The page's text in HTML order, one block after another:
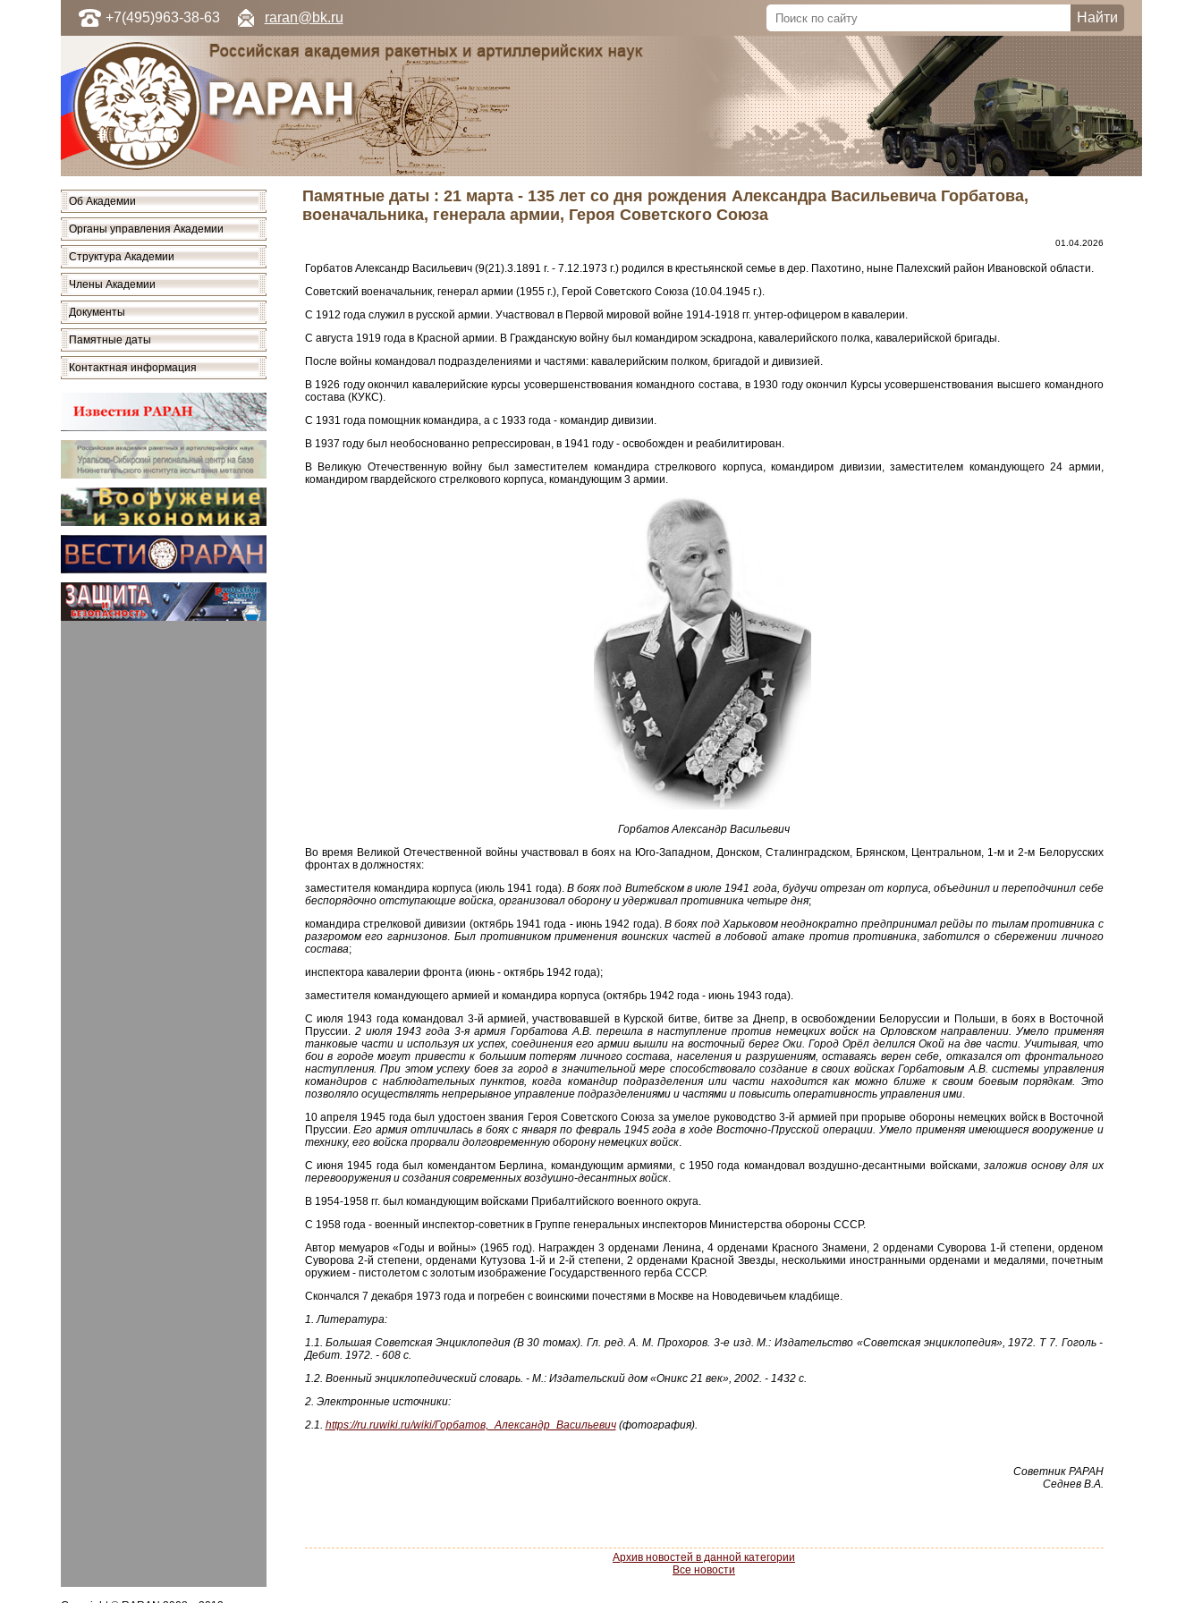
+7(495)963-38-63 raran@bk.ru
Об Академии
Органы управления Академии
Структура Академии
Члены Академии
Документы
Памятные даты
Контактная информация
Памятные даты : 21 марта - 135 лет со дня рождения Александра Васильевича Горбатова,
военачальника, генерала армии, Героя Советского Союза
01.04.2026
Горбатов Александр Васильевич (9(21).3.1891 г. - 7.12.1973 г.) родился в крестьянской семье в дер. Пахотино, ныне Палехский район Ивановской области.
Советский военачальник, генерал армии (1955 г.), Герой Советского Союза (10.04.1945 г.).
С 1912 года служил в русской армии. Участвовал в Первой мировой войне 1914-1918 гг. унтер-офицером в кавалерии.
С августа 1919 года в Красной армии. В Гражданскую войну был командиром эскадрона, кавалерийского полка, кавалерийской бригады.
После войны командовал подразделениями и частями: кавалерийским полком, бригадой и дивизией.
В 1926 году окончил кавалерийские курсы усовершенствования командного состава, в 1930 году окончил Курсы усовершенствования высшего командного
состава (КУКС).
С 1931 года помощник командира, а с 1933 года - командир дивизии.
В 1937 году был необоснованно репрессирован, в 1941 году - освобожден и реабилитирован.
В Великую Отечественную войну был заместителем командира стрелкового корпуса, командиром дивизии, заместителем командующего 24 армии,
командиром гвардейского стрелкового корпуса, командующим 3 армии.
Горбатов Александр Васильевич
Во время Великой Отечественной войны участвовал в боях на Юго-Западном, Донском, Сталинградском, Брянском, Центральном, 1-м и 2-м Белорусских
фронтах в должностях:
заместителя командира корпуса (июль 1941 года). В боях под Витебском в июле 1941 года, будучи отрезан от корпуса, объединил и переподчинил себе
беспорядочно отступающие войска, организовал оборону и удерживал противника четыре дня;
командира стрелковой дивизии (октябрь 1941 года - июнь 1942 года). В боях под Харьковом неоднократно предпринимал рейды по тылам противника с
разгромом его гарнизонов. Был противником применения воинских частей в лобовой атаке против противника,заботился о сбережении личного
состава;
инспектора кавалерии фронта (июнь - октябрь 1942 года);
заместителя командующего армией и командира корпуса (октябрь 1942 года - июнь 1943 года).
С июля 1943 года командовал 3-й армией, участвовавшей в Курской битве, битве за Днепр, в освобождении Белоруссии и Польши, в боях в Восточной
Пруссии. 2 июля 1943 года 3-я армия Горбатова А.В. перешла в наступление против немецких войск на Орловском направлении. Умело применяя
танковые части и используя их успех, соединения его армии вышли на восточный берег Оки. Город Орёл делился Окой на две части. Учитывая, что
бои в городе могут привести к большим потерям личного состава, населения и разрушениям, оставаясь верен себе, отказался от фронтального
наступления. При этом успеху боев за город в значительной мере способствовало создание в своих войсках Горбатовым А.В. системы управления
командиров с наблюдательных пунктов, когда командир подразделения или части находитсякак можно ближе к своим боевым порядкам. Это
позволяло осуществлять непрерывное управление подразделениями и частями и повысить оперативность управления ими.
10 апреля 1945 года был удостоен звания Героя Советского Союза за умелое руководство 3-й армией при прорыве обороны немецких войск в Восточной
Пруссии.Его армия отличилась в боях с января по февраль 1945 года в ходе Восточно-Прусской операции. Умело применяя имеющиеся вооружение и
технику, его войска прорвали долговременную оборону немецких войск.
С июня 1945 года был комендантом Берлина, командующим армиями, с 1950 года командовал воздушно-десантными войсками,заложив основу для их
перевооружения и создания современных воздушно-десантных войск.
В 1954-1958 гг. был командующим войсками Прибалтийского военного округа.
С 1958 года - военный инспектор-советник в Группе генеральных инспекторов Министерства обороны СССР.
Автор мемуаров «Годы и войны» (1965 год). Награжден 3 орденами Ленина, 4 орденами Красного Знамени, 2 орденами Суворова 1-й степени, орденом
Суворова 2-й степени, орденами Кутузова 1-й и 2-й степени, 2 орденами Красной Звезды, несколькими иностранными орденами и медалями, почетным
оружием - пистолетом с золотым изображение Государственного герба СССР.
Скончался 7 декабря 1973 года и погребен с воинскими почестями в Москве на Новодевичьем кладбище.
1.Литература:
1.1. Большая Советская Энциклопедия (В 30 томах). Гл. ред. А. М. Прохоров. 3-е изд. М.: Издательство «Советская энциклопедия», 1972. Т 7. Гоголь -
Дебит. 1972. - 608 с.
1.2. Военный энциклопедический словарь. - М.: Издательский дом «Оникс 21 век», 2002. - 1432 с.
2. Электронные источники:
2.1. https://ru.ruwiki.ru/wiki/Горбатов,_Александр_Васильевич(фотография).
Советник РАРАН
Седнев В.А.
Архив новостей в данной категории
Все новости